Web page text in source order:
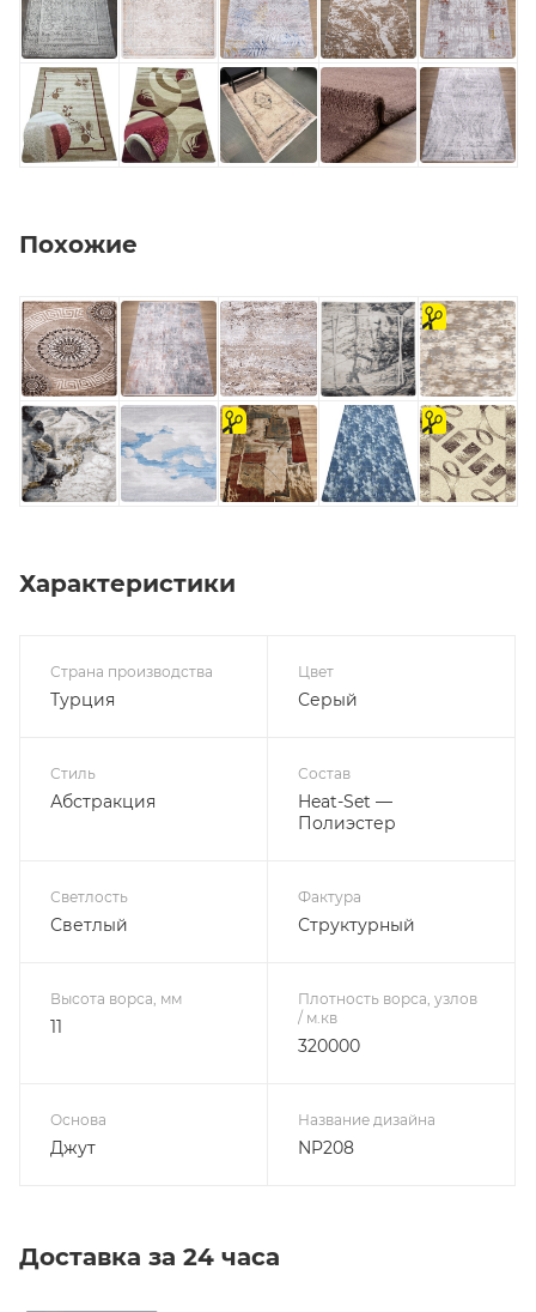
Похожие
на
отрез
на
отрез
на
отрез
Характеристики
Страна производства
Турция
Цвет
Серый
Стиль
Абстракция
Состав
Heat-Set —
Полиэстер
Светлость
Светлый
Фактура
Структурный
Высота ворса, мм
11
Плотность ворса, узлов
/ м.кв
320000
Основа
Джут
Название дизайна
NP208
Доставка за 24 часа